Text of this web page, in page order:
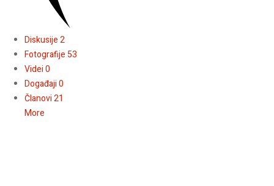
Diskusije2
Fotografije53
Videi0
Događaji0
Članovi21
More